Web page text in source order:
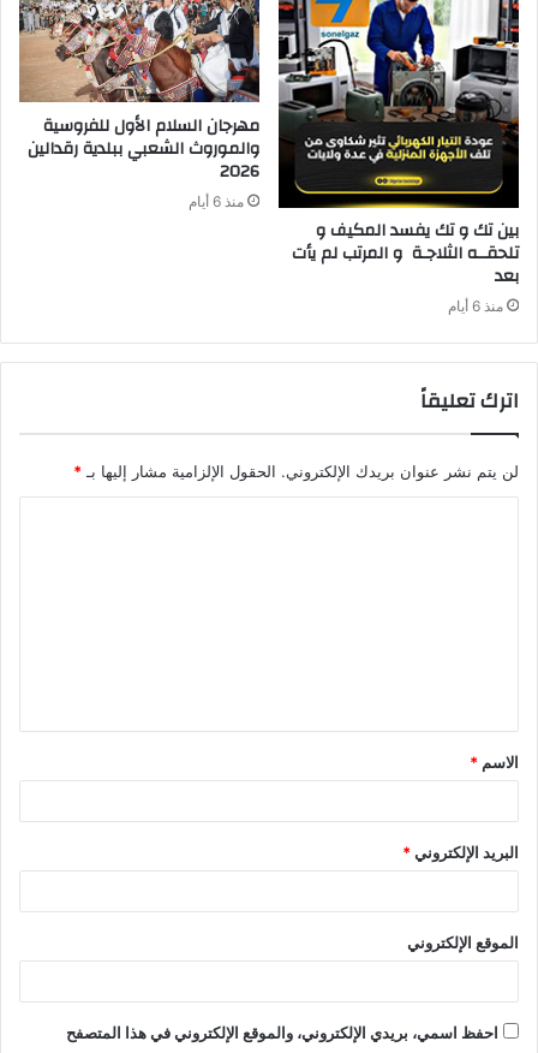
‬بعد‭ ‬
منذ 6 أيام
‬2026‭ ‬
منذ 6 أيام
اترك تعليقاً
لن يتم نشر عنوان بريدك الإلكتروني. الحقول الإلزامية مشار إليها بـ *
ق
*
الاسم *
البريد الإلكتروني*
الموقع الإلكتروني
احفظ اسمي، بريدي الإلكتروني، والموقع الإلكتروني في هذا المتصفح